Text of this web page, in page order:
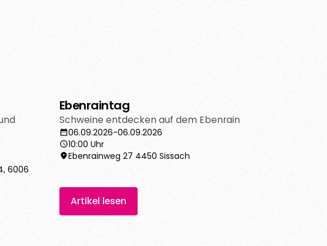
6006
Ebenraintag
Schweine entdecken auf dem Ebenrain
06.09.2026-06.09.2026
10:00 Uhr
Ebenrainweg 27 4450 Sissach
Artikel lesen